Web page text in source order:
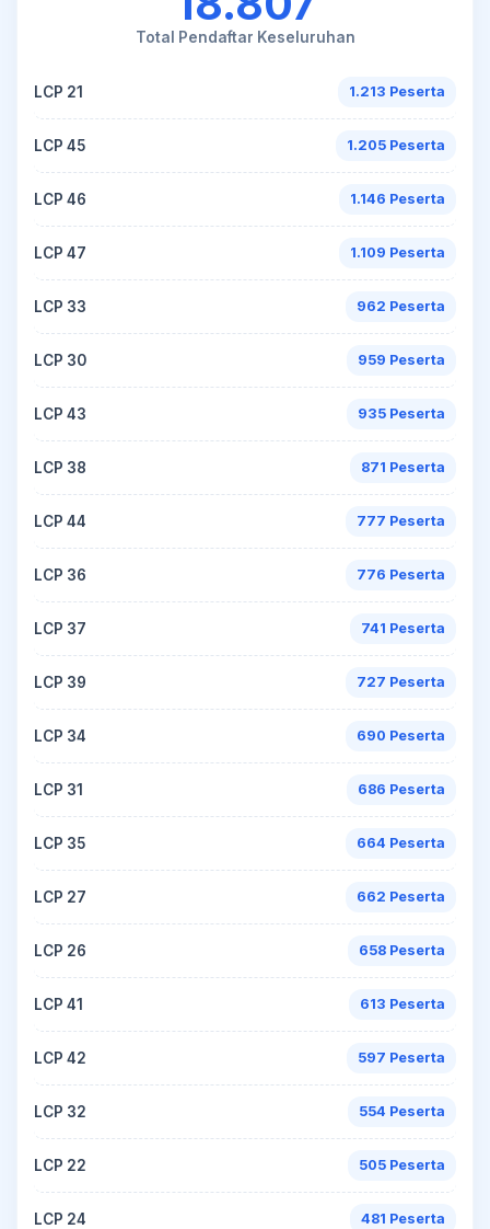
Total Pendaftar Keseluruhan
LCP 21 1.213 Peserta
LCP 45 1.205 Peserta
LCP 46 1.146 Peserta
LCP 47 1.109 Peserta
LCP 33 962 Peserta
LCP 30 959 Peserta
LCP 43 935 Peserta
LCP 38 871 Peserta
LCP 44 777 Peserta
LCP 36 776 Peserta
LCP 37 741 Peserta
LCP 39 727 Peserta
LCP 34 690 Peserta
LCP 31 686 Peserta
LCP 35 664 Peserta
LCP 27 662 Peserta
LCP 26 658 Peserta
LCP 41 613 Peserta
LCP 42 597 Peserta
LCP 32 554 Peserta
LCP 22 505 Peserta
LCP 24 481 Peserta